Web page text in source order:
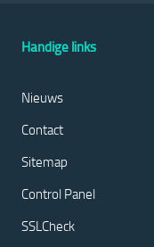
Handige links
Nieuws
Contact
Sitemap
Control Panel
SSLCheck